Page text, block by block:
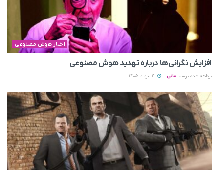
اخبار هوش مصنوعی
افزایش نگرانی‌ها درباره تهدید هوش مصنوعی
نوشته شده توسط مانی